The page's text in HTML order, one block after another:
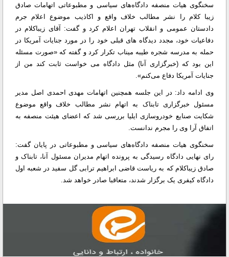
سخنگوی هیات منصفه دادگاه‌های سیاسی و مطبوعاتی اتهامات صادق
زیبا کلام را نشر مطالب خلاف واقع و اکاذیب موضوع اعلام جرم
دادستان عمومی و انقلاب تهران اعلام کرد و گفت: آقای زیباکلام در
دفاعیات خود، مجدد دیدگاه های قبلی خود را در مورد جنایات آمریکا در
حمله به مدرسه شجره طیبه میناب تکرار کرد و گفته که «صورت مسئله
این بود که (خبرگزاری آنا) مثل دادگاه می خواست ثابت کند من از
جنایات آمریکا دفاع می‌کنم».
وی ادامه داد: در این جلسه همچنین اتهامات مهدی احمدی اصل مدیر
مسئول خبرگزاری تابناک به اتهام نشر مطالب خلاف واقع موضوع
شکایت صنایع خودروسازی ایلیا بررسی شد که اعضای هیئت منصفه به
اتفاق آرا وی را مجرم ندانست.
سخنگوی هیات منصفه دادگاه‌های سیاسی و مطبوعاتی در پایان گفت:
رای نهایی دادگاه رسیدگی به پرونده اتهام‌ مدیران مسئول آنا، تابناک و
صادق زیباکلام که به ریاست قاضی ابراهیم ترابی گل سفید در شعبه اول
دادگاه کیفری یک برگزار شدند، متعاقبا صادر خواهد شد.